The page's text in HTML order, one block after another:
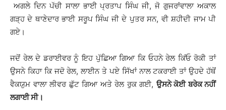
ਅਗਲੇ ਦਿਨ ਪੱਚੀ ਸਾਲਾ ਭਾਈ ਪ੍ਰਤਾਪ ਸਿੰਘ ਜੀ, ਜੋ ਗੁਜਰਾਂਵਾਲਾ ਅਕਾਲ
ਗੜ੍ਹ ਦੇ ਥਾਣੇਦਾਰ ਭਾਈ ਸਰੂਪ ਸਿੰਘ ਜੀ ਦੇ ਪੁਤਰ ਸਨ, ਵੀ ਸ਼ਹੀਦੀ ਜਾਮ ਪੀ
ਗਏ।
ਜਦੋਂ ਰੇਲ ਦੇ ਡਰਾਈਵਰ ਨੂੰ ਇਹ ਪੁੱਛਿਆ ਗਿਆ ਕਿ ਓਹਨੇ ਰੇਲ ਕਿਂਓ ਰੋਕੀ ਤਾਂ
ਉਸਨੇ ਕਿਹਾ ਕਿ ਜਦੋ ਰੇਲ, ਲਾਈਨ ਤੇ ਪਏ ਸਿੱਖਾਂ ਨਾਲ ਟਕਰਾਈ ਤਾਂ ਉਹਦੇ ਹੱਥੋਂ
ਵੈਕਯੁਮ ਵਾਲਾ ਲੀਵਰ ਛੁੱਟ ਗਿਆ ਅਤੇ ਰੇਲ ਰੁਕ ਗਈ,ਉਸਨੇ ਕੋਈ ਬਰੇਕ ਨਹੀਂ
ਲਗਾਈ ਸੀ।